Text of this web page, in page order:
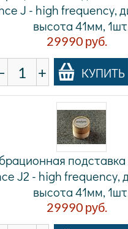
J - high frequency,
высота 41мм,
29990 руб.
+ КУПИТЬ
подставка
J2 - high frequency,
высота 41мм,
29990 руб.